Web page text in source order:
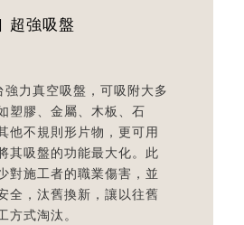
超強吸盤
力真空吸盤，可吸附大多
塑膠、金屬、木板、石
他不規則形片物，更可用
其吸盤的功能最大化。此
對施工者的職業傷害，並
全，汰舊換新，讓以往舊
方式淘汰。